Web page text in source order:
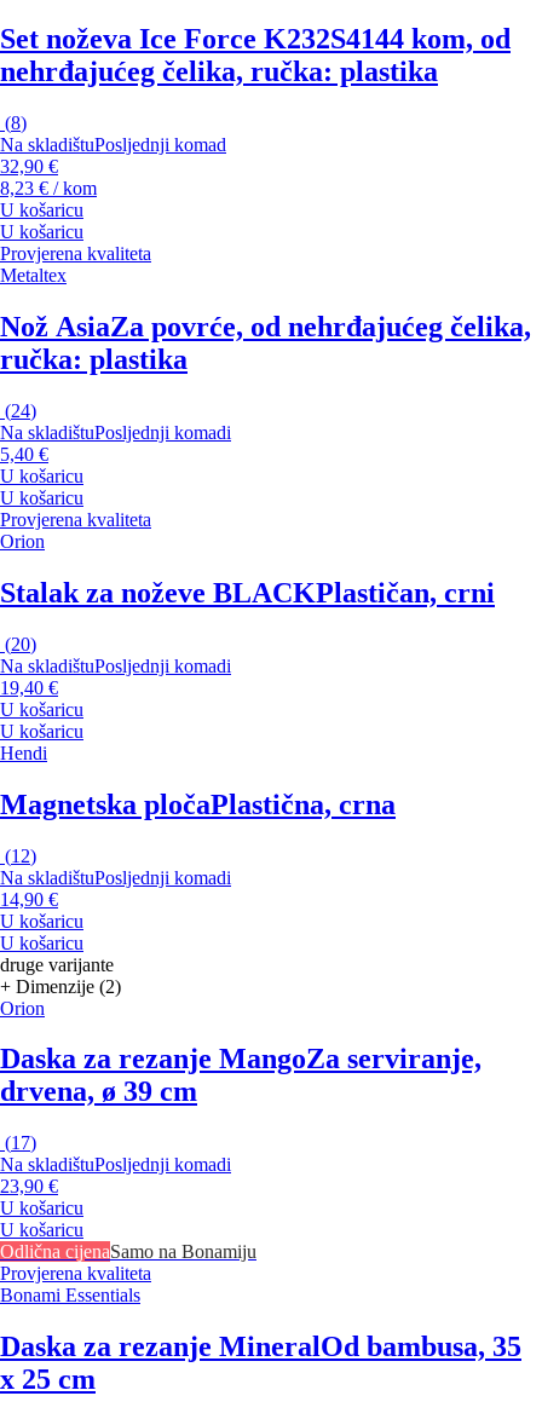
Set noževa Ice Force K232S4144 kom, od
nehrđajućeg čelika, ručka: plastika
(8)
Na skladištuPosljednji komad
32,90 €
8,23 € / kom
U košaricu
U košaricu
Provjerena kvaliteta
Metaltex
Nož AsiaZa povrće, od nehrđajućeg čelika,
ručka: plastika
(24)
Na skladištuPosljednji komadi
5,40 €
U košaricu
U košaricu
Provjerena kvaliteta
Orion
Stalak za noževe BLACKPlastičan, crni
(20)
Na skladištuPosljednji komadi
19,40 €
U košaricu
U košaricu
Hendi
Magnetska pločaPlastična, crna
(12)
Na skladištuPosljednji komadi
14,90 €
U košaricu
U košaricu
druge varijante
+ Dimenzije (2)
Orion
Daska za rezanje MangoZa serviranje,
drvena, ø 39 cm
(17)
Na skladištuPosljednji komadi
23,90 €
U košaricu
U košaricu
Odlična cijenaSamo na Bonamiju
Provjerena kvaliteta
Bonami Essentials
Daska za rezanje MineralOd bambusa, 35
x 25 cm